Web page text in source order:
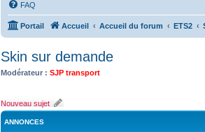
FAQ
Portail Accueil Accueil du forum ETS2
Skin sur demande
Modérateur : SJP transport
Nouveau sujet
ANNONCES